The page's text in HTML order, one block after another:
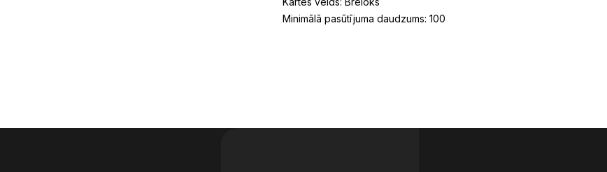
Minimālā pasūtījuma daudzums: 100